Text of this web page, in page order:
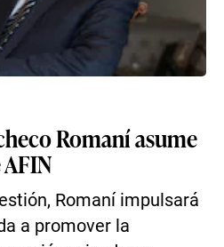
Romaní asume
Romaní impulsará
a promover la